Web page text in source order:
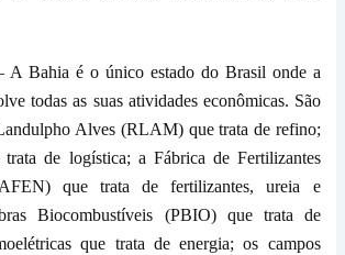
A Bahia é o único estado do Brasil onde a
todas as suas atividades econômicas. São
Alves (RLAM) que trata de refino;
trata de logística; a Fábrica de Fertilizantes
que trata de fertilizantes, ureia e
Biocombustíveis (PBIO) que trata de
que trata de energia; os campos